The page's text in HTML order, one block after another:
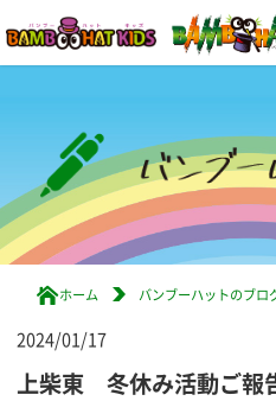
ホーム バンブーハットのブロ
2024/01/17
上柴東 冬休み活動ご報